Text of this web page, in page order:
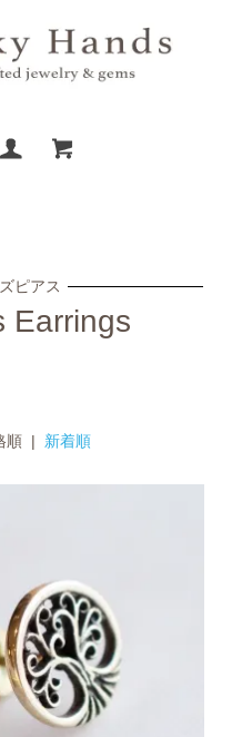
ピアス
Earrings
順 | 新着順